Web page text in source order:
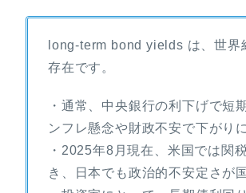
long-term bond yields は、世界
存在です。
・通常、中央銀行の利下げで短
ンフレ懸念や財政不安で下がり
・2025年8月現在、米国では関
き、日本でも政治的不安定さが